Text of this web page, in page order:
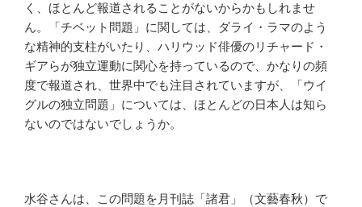
く、ほとんど報道されることがないからかもしれませ
ん。「チベット問題」に関しては、ダライ・ラマのよう
な精神的支柱がいたり、ハリウッド俳優のリチャード・
ギアらが独立運動に関心を持っているので、かなりの頻
度で報道され、世界中でも注目されていますが、「ウイ
グルの独立問題」については、ほとんどの日本人は知ら
ないのではないでしょうか。
水谷さんは、この問題を月刊誌「諸君」（文藝春秋）で